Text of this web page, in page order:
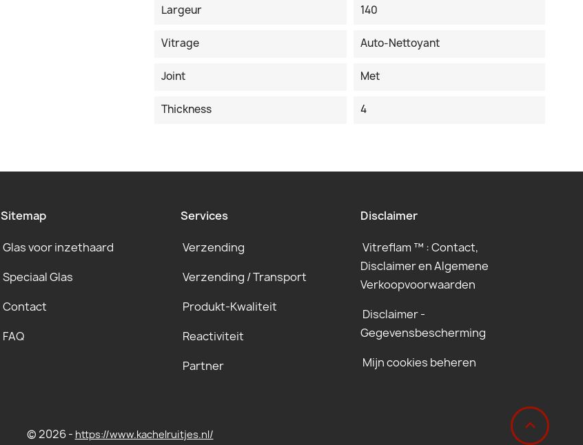
Largeur 140
Vitrage Auto-Nettoyant
Joint Met
Thickness 4
Sitemap
Glas voor inzethaard
Speciaal Glas
Contact
FAQ
Services
Verzending
Verzending / Transport
Produkt-Kwaliteit
Reactiviteit
Partner
Disclaimer
Vitreflam ™ : Contact,
Disclaimer en Algemene
Verkoopvoorwaarden
Disclaimer -
Gegevensbescherming
Mijn cookies beheren
© 2026 - https://www.kachelruitjes.nl/
‹